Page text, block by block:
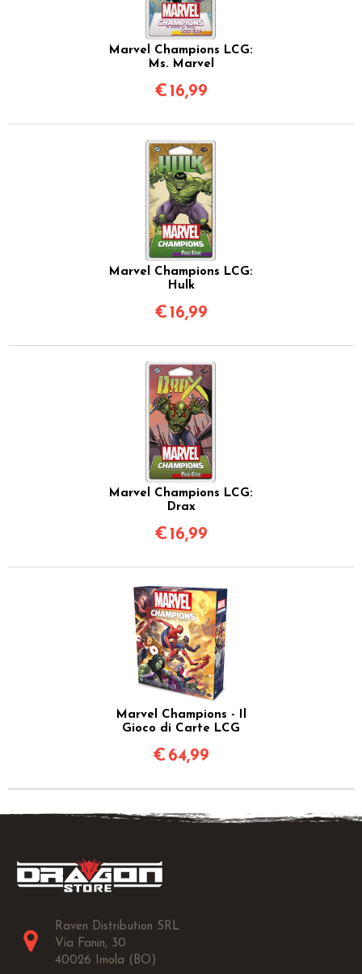
Marvel Champions LCG:
Ms. Marvel
€ 16,99
Marvel Champions LCG:
Hulk
€ 16,99
Marvel Champions LCG:
Drax
€ 16,99
Marvel Champions - Il
Gioco di Carte LCG
€ 64,99
Raven Distribution SRL
Via Fanin, 30
40026 Imola (BO)